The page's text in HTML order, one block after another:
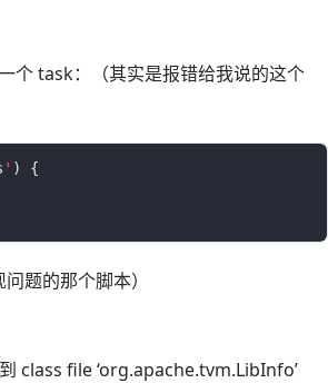
个 task：（其实是报错给我说的这个
'
题的那个脚本）
class file ‘org.apache.tvm.LibInfo’